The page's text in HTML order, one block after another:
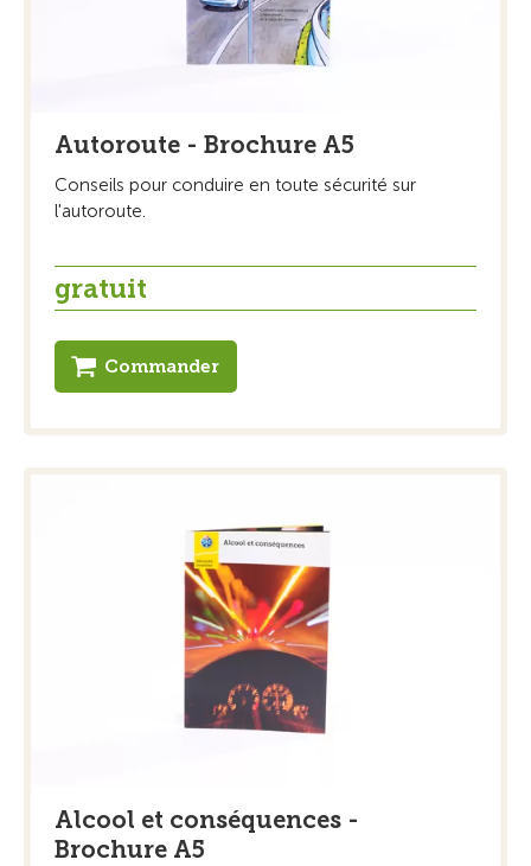
Autoroute - Brochure A5
Conseils pour conduire en toute sécurité sur
l'autoroute.
gratuit
Commander
Alcool et conséquences -
Brochure A5